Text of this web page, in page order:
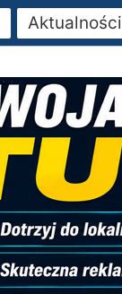
Aktualności